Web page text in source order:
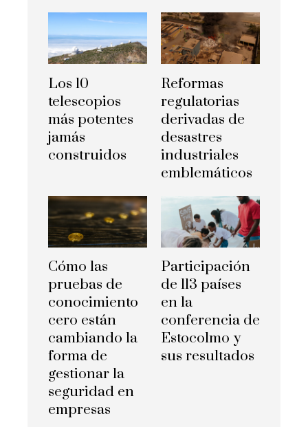
Los 10
telescopios
más potentes
jamás
construidos
Reformas
regulatorias
derivadas de
desastres
industriales
emblemáticos
Cómo las
pruebas de
conocimiento
cero están
cambiando la
forma de
gestionar la
seguridad en
empresas
Participación
de 113 países
en la
conferencia de
Estocolmo y
sus resultados